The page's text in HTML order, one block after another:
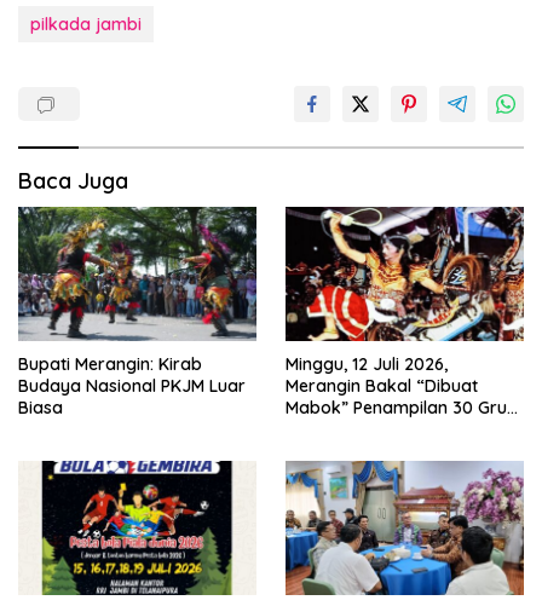
pilkada jambi
Baca Juga
Bupati Merangin: Kirab
Budaya Nasional PKJM Luar
Biasa
Minggu, 12 Juli 2026,
Merangin Bakal “Dibuat
Mabok” Penampilan 30 Grup